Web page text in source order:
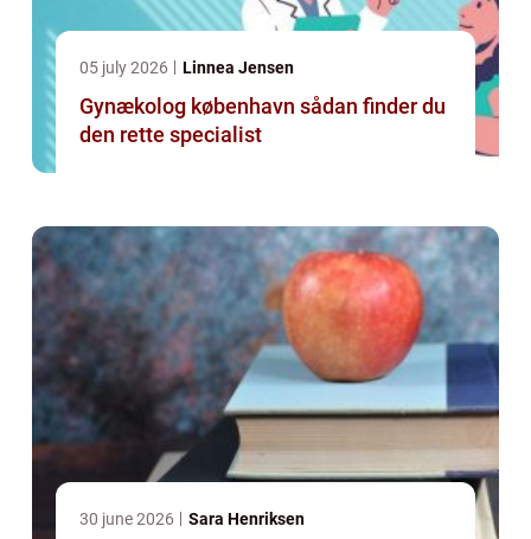
05 july 2026 Linnea Jensen
Gynækolog københavn sådan finder du
den rette specialist
30 june 2026 Sara Henriksen